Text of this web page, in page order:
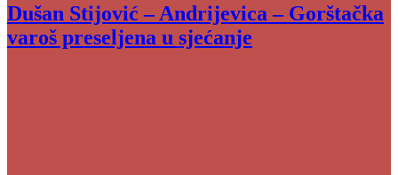
Dušan Stijović – Andrijevica – Gorštačka
varoš preseljena u sjećanje